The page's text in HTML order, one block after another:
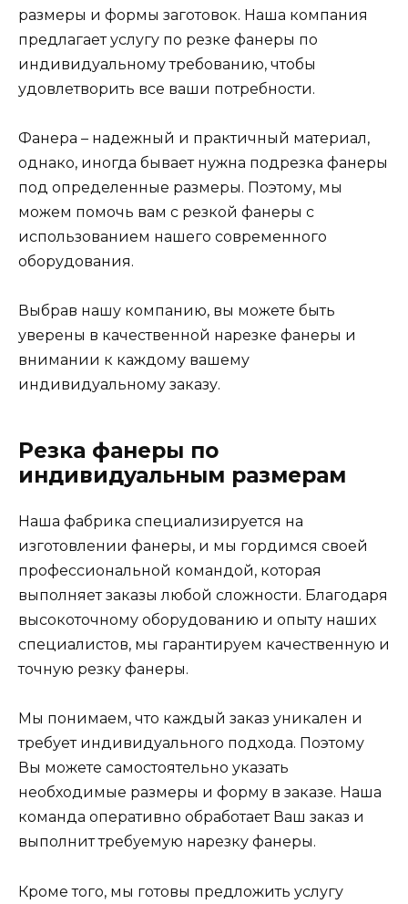
размеры и формы заготовок. Наша компания
предлагает услугу по резке фанеры по
индивидуальному требованию, чтобы
удовлетворить все ваши потребности.
Фанера – надежный и практичный материал,
однако, иногда бывает нужна подрезка фанеры
под определенные размеры. Поэтому, мы
можем помочь вам с резкой фанеры с
использованием нашего современного
оборудования.
Выбрав нашу компанию, вы можете быть
уверены в качественной нарезке фанеры и
внимании к каждому вашему
индивидуальному заказу.
Резка фанеры по
индивидуальным размерам
Наша фабрика специализируется на
изготовлении фанеры, и мы гордимся своей
профессиональной командой, которая
выполняет заказы любой сложности. Благодаря
высокоточному оборудованию и опыту наших
специалистов, мы гарантируем качественную и
точную резку фанеры.
Мы понимаем, что каждый заказ уникален и
требует индивидуального подхода. Поэтому
Вы можете самостоятельно указать
необходимые размеры и форму в заказе. Наша
команда оперативно обработает Ваш заказ и
выполнит требуемую нарезку фанеры.
Кроме того, мы готовы предложить услугу